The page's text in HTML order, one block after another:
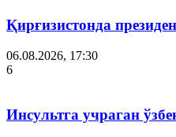
Қирғизистонда
06.08.2026, 17:30
6
Инсультга учраган